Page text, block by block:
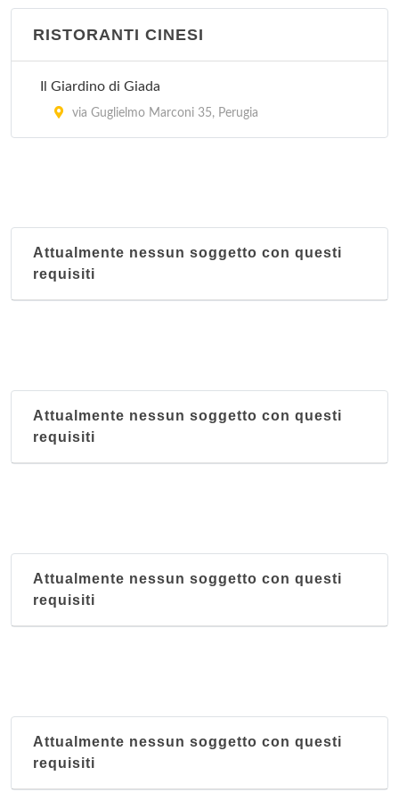
RISTORANTI CINESI
Il Giardino di Giada
via Guglielmo Marconi 35, Perugia
Attualmente nessun soggetto con questi
requisiti
Attualmente nessun soggetto con questi
requisiti
Attualmente nessun soggetto con questi
requisiti
Attualmente nessun soggetto con questi
requisiti